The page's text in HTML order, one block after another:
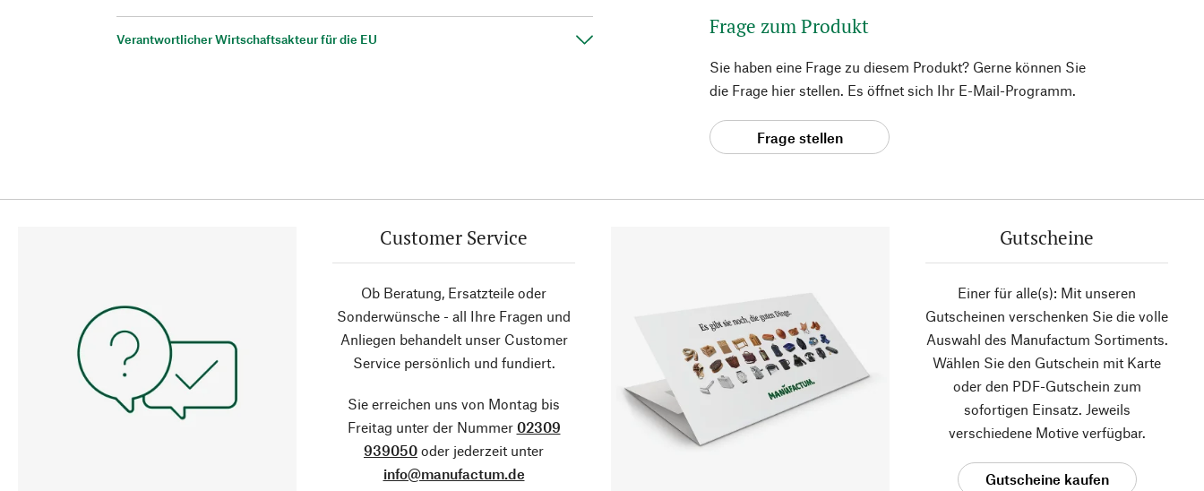
Verantwortlicher Wirtschaftsakteur für die EU
Frage zum Produkt
Sie haben eine Frage zu diesem Produkt? Gerne können Sie
die Frage hier stellen. Es öffnet sich Ihr E-Mail-Programm.
Frage stellen
Customer Service
Ob Beratung, Ersatzteile oder
Sonderwünsche - all Ihre Fragen und
Anliegen behandelt unser Customer
Service persönlich und fundiert.
Sie erreichen uns von Montag bis
Freitag unter der Nummer 02309
939050 oder jederzeit unter
info@manufactum.de
Gutscheine
Einer für alle(s): Mit unseren
Gutscheinen verschenken Sie die volle
Auswahl des Manufactum Sortiments.
Wählen Sie den Gutschein mit Karte
oder den PDF-Gutschein zum
sofortigen Einsatz. Jeweils
verschiedene Motive verfügbar.
Gutscheine kaufen